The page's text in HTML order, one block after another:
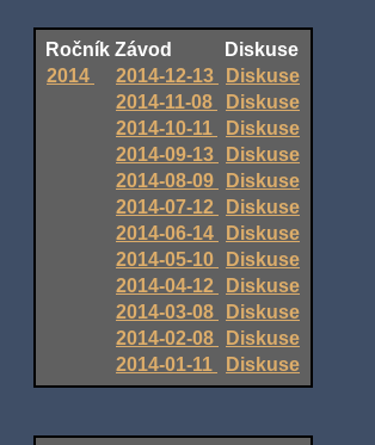
Ročník Závod
Diskuse
2014
2014-12-13
Diskuse
2014-11-08
Diskuse
2014-10-11
Diskuse
2014-09-13
Diskuse
2014-08-09
Diskuse
2014-07-12
Diskuse
2014-06-14
Diskuse
2014-05-10
Diskuse
2014-04-12
Diskuse
2014-03-08
Diskuse
2014-02-08
Diskuse
2014-01-11
Diskuse